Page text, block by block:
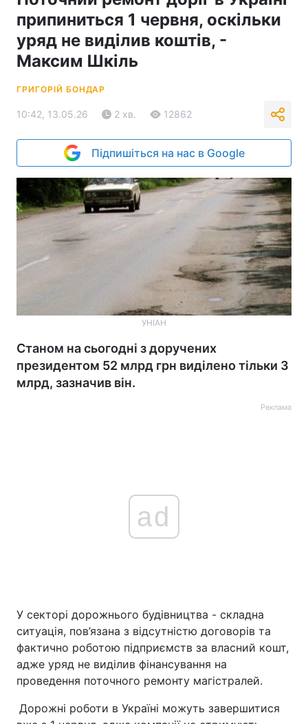
припиниться 1 червня, оскільки
уряд не виділив коштів, -
Максим Шкіль
ГРИГОРІЙ БОНДАР
10:42, 13.05.26 2 хв. 12862
Підпишіться на нас в Google
УНІАН
Станом на сьогодні з доручених
президентом 52 млрд грн виділено тільки 3
млрд, зазначив він.
Реклама
ad
У секторі дорожнього будівництва - складна
ситуація, пов’язана з відсутністю договорів та
фактично роботою підприємств за власний кошт,
адже уряд не виділив фінансування на
проведення поточного ремонту магістралей.
Дорожні роботи в Україні можуть завершитися